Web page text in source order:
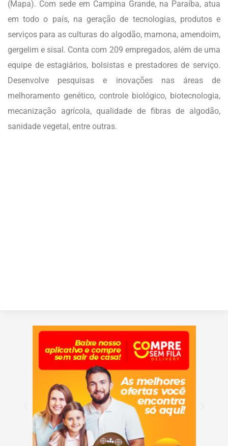
(Mapa). Com sede em Campina Grande, na Paraíba, atua
em todo o país, na geração de tecnologias, produtos e
serviços para as culturas do algodão, mamona, amendoim,
gergelim e sisal. Conta com 209 empregados, além de uma
equipe de estagiários, bolsistas e prestadores de serviço.
Desenvolve pesquisas e inovações nas áreas de
melhoramento genético, controle biológico, biotecnologia,
mecanização agrícola, qualidade de fibras de algodão,
sanidade vegetal, entre outras.